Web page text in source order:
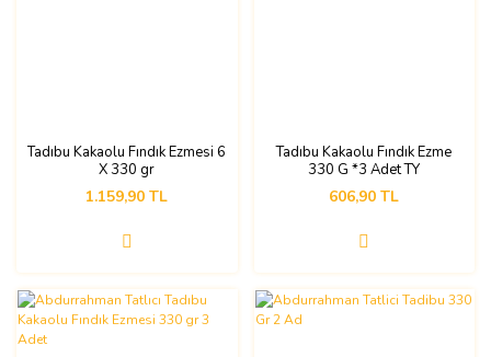
Tadıbu Kakaolu Fındık Ezmesi 6
X 330 gr
1.159,90 TL
Tadıbu Kakaolu Fındık Ezme
330 G *3 Adet TY
606,90 TL